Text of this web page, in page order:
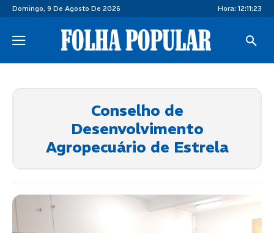
Domingo, 9 De Agosto De 2026 Hora: 12:11:23
Conselho de
Desenvolvimento
Agropecuário de Estrela